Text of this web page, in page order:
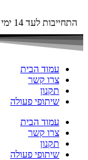
התחייבות לעד 14 ימי עסקים עד שהמוצר מוכן ויוצא למשלוח.
עמוד הבית
צרו קשר
תקנון
שיתופי פעולה
עמוד הבית
צרו קשר
תקנון
שיתופי פעולה